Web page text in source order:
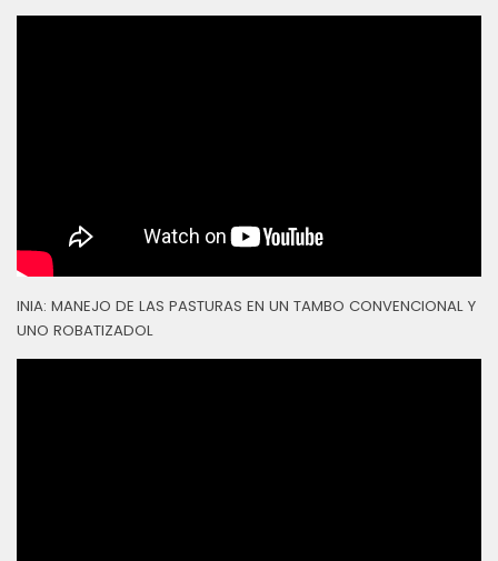
INIA: MANEJO DE LAS PASTURAS EN UN TAMBO CONVENCIONAL Y
UNO ROBATIZADOL